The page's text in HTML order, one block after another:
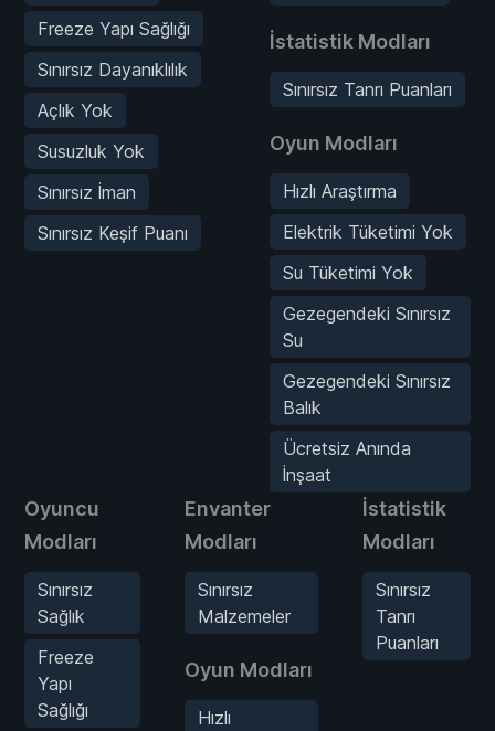
Freeze Yapı Sağlığı
Sınırsız Dayanıklılık
Açlık Yok
Susuzluk Yok
Sınırsız İman
Sınırsız Keşif Puanı
İstatistik Modları
Sınırsız Tanrı Puanları
Oyun Modları
Hızlı Araştırma
Elektrik Tüketimi Yok
Su Tüketimi Yok
Gezegendeki Sınırsız
Su
Gezegendeki Sınırsız
Balık
Ücretsiz Anında
İnşaat
Oyuncu
Modları
Sınırsız
Sağlık
Freeze
Yapı
Sağlığı
Envanter
Modları
Sınırsız
Malzemeler
Oyun Modları
Hızlı
İstatistik
Modları
Sınırsız
Tanrı
Puanları